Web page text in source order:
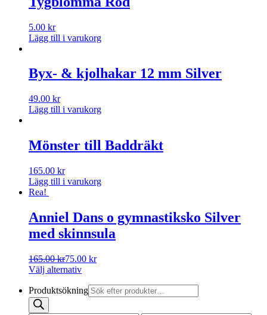
5.00 kr
Lägg till i varukorg
Byx- & kjolhakar 12 mm Silver
49.00 kr
Lägg till i varukorg
Mönster till Baddräkt
165.00 kr
Lägg till i varukorg
Rea!
Anniel Dans o gymnastiksko Silver
med skinnsula
165.00kr75.00 kr
Välj alternativ
Produktsökning